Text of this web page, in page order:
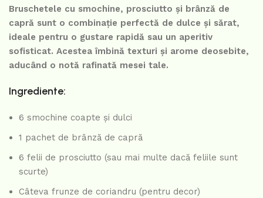
Bruschetele cu smochine, prosciutto și brânză de
capră sunt o combinație perfectă de dulce și sărat,
ideale pentru o gustare rapidă sau un aperitiv
sofisticat. Acestea îmbină texturi și arome deosebite,
aducând o notă rafinată mesei tale.
Ingrediente:
6 smochine coapte și dulci
1 pachet de brânză de capră
6 felii de prosciutto (sau mai multe dacă feliile sunt
scurte)
Câteva frunze de coriandru (pentru decor)